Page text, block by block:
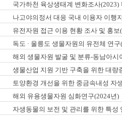
국가하천 육상생태계 변화조사(2023)
나고야의정서 대응 국내 이용자 이행
유전자원 접근 이용 현황 조사 및 홍보
독도 · 울릉도 생물자원의 유전체 연
해외 생물자원 발굴 및 분류-동남아시
생물산업 지원 기반 구축을 위한 대량
토양환경 개선을 위한 중금속내성 자
해외 유용생물자원 심화연구(2024년)
자생동물의 보전 및 관리를 위한 특성